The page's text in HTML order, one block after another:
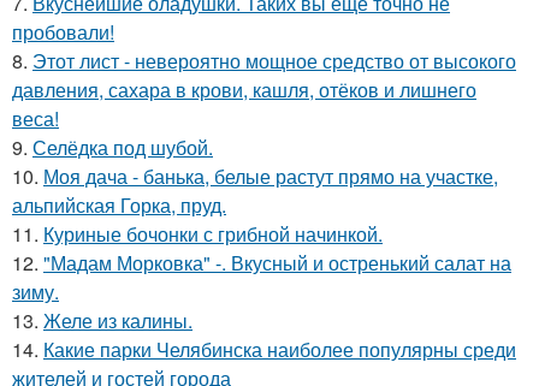
пробовали!
8. Этот лист - невероятно мощное средство от высокого
давления, сахара в крови, кашля, отёков и лишнего
веса!
9. Селёдка под шубой.
10. Моя дача - банька, белые растут прямо на участке,
альпийская Горка, пруд.
11. Куриные бочонки с грибной начинкой.
12. "Мадам Морковка" -. Вкусный и остренький салат на
зиму.
13. Желе из калины.
14. Какие парки Челябинска наиболее популярны среди
жителей и гостей города